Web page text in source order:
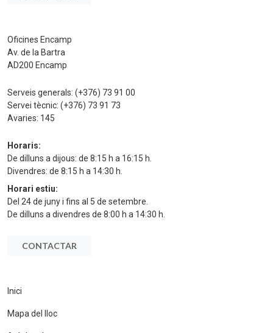
Oficines Encamp
Av. de la Bartra
AD200 Encamp
Serveis generals: (+376) 73 91 00
Servei tècnic: (+376) 73 91 73
Avaries: 145
Horaris:
De dilluns a dijous: de 8:15 h a 16:15 h.
Divendres: de 8:15 h a 14:30 h.
Horari estiu:
Del 24 de juny i fins al 5 de setembre.
De dilluns a divendres de 8:00 h a 14:30 h.
CONTACTAR
Inici
Mapa del lloc